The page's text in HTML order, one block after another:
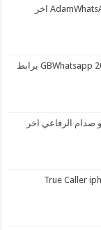
تحميل واتساب ادم ضد الحظر AdamWhatsApp اخر
تنزيل واتساب واتساب جي بي 2026 GBWhatsapp برابط
الرفاعي اخر